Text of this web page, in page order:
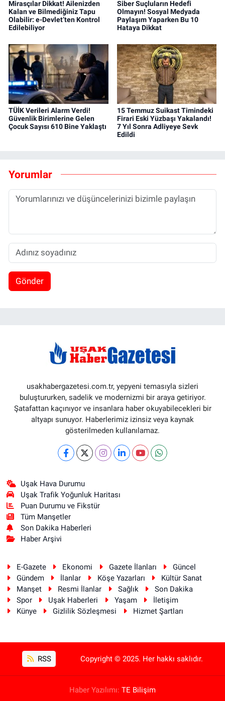
Mirasçılar Dikkat! Ailenizden
Kalan ve Bilmediğiniz Tapu
Olabilir: e-Devlet’ten Kontrol
Edilebiliyor
Siber Suçluların Hedefi
Olmayın! Sosyal Medyada
Paylaşım Yaparken Bu 10
Hataya Dikkat
TÜİK Verileri Alarm Verdi!
Güvenlik Birimlerine Gelen
Çocuk Sayısı 610 Bine Yaklaştı
15 Temmuz Suikast Timindeki
Firari Eski Yüzbaşı Yakalandı!
7 Yıl Sonra Adliyeye Sevk
Edildi
Yorumlar
Gönder
usakhabergazetesi.com.tr, yepyeni temasıyla sizleri
buluştururken, sadelik ve modernizmi bir araya getiriyor.
Şatafattan kaçınıyor ve insanlara haber okuyabilecekleri bir
altyapı sunuyor. Haberlerimiz izinsiz veya kaynak
gösterilmeden kullanılamaz.
Uşak Hava Durumu
Uşak Trafik Yoğunluk Haritası
Puan Durumu ve Fikstür
Tüm Manşetler
Son Dakika Haberleri
Haber Arşivi
E-Gazete Ekonomi Gazete İlanları
Güncel
Gündem
İlanlar Köşe Yazarları
Kültür Sanat
Manşet
Resmi İlanlar Sağlık
Son Dakika
Spor
Uşak Haberleri Yaşam
İletişim
Künye
Gizlilik Sözleşmesi Hizmet Şartları
RSS Copyright © 2025. Her hakkı saklıdır.
Haber Yazılımı: TE Bilişim